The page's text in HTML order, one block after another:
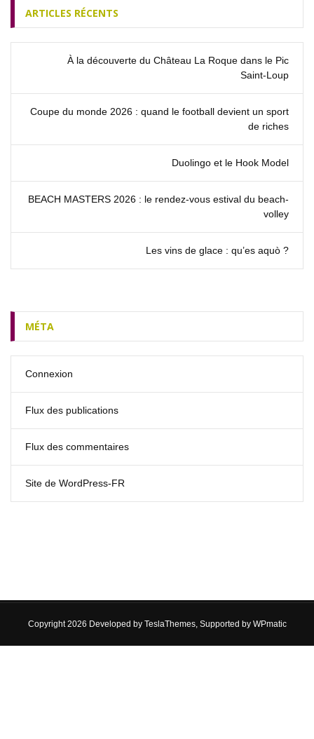
ARTICLES RÉCENTS
À la découverte du Château La Roque dans le Pic
Saint‑Loup
Coupe du monde 2026 : quand le football devient un sport
de riches
Duolingo et le Hook Model
BEACH MASTERS 2026 : le rendez‑vous estival du beach-
volley
Les vins de glace : qu’es aquò ?
MÉTA
Connexion
Flux des publications
Flux des commentaires
Site de WordPress-FR
Copyright 2026 Developed by TeslaThemes, Supported by WPmatic